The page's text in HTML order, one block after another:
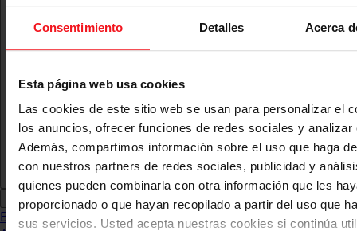
Consentimiento Detalles Acerca
Esta página web usa cookies
Las cookies de este sitio web se usan para personalizar el
los anuncios, ofrecer funciones de redes sociales y analizar
Además, compartimos información sobre el uso que haga
con nuestros partners de redes sociales, publicidad y
quienes pueden combinarla con otra información que les
proporcionado o que hayan recopilado a partir del uso que
sus servicios. Usted acepta nuestras cookies si continúa
Blog